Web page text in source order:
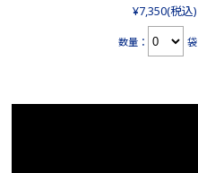
¥7,350(税込)
数量： 袋